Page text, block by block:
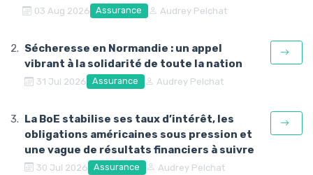
03 Aug 2026 Assurance Audrey Pelchat
Sécheresse en Normandie : un appel
vibrant à la solidarité de toute la nation
31 Jul 2026 Assurance Audrey Pelchat
La BoE stabilise ses taux d’intérêt, les
obligations américaines sous pression et
une vague de résultats financiers à suivre
30 Jul 2026 Assurance Audrey Pelchat